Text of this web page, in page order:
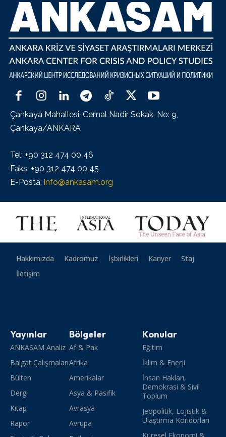
Çankaya Mahallesi, Cemal Nadir Sokak, No: 9,
Çankaya/ANKARA
Tel: +90 312 474 00 46
Faks: +90 312 474 00 45
E-Posta: info@ankasam.org
Hakkımızda Kadromuz İşbirlikleri Kariyer
Staj
İletişim
Yayınlar
ANKASAM Analiz
Balgat Çalışmaları
Bülten
Dergi
Kitap
Rapor
Bölgeler
Af & Pak
Afrika
Amerikalar
Asya & Pasifik
Avrasya
Avrupa
Konular
Eğitim
İklim & Enerji
İnsan Hakları,
Demokrasi & Sivil
Toplum
Jeopolitik, Lojistik &
Ulaştırma Koridorları